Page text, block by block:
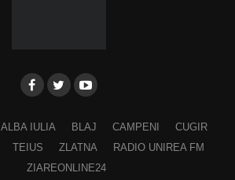
ALBA IULIA BLAJ CAMPENI
CUGIR
TEIUS ZLATNA
RADIO UNIREA FM
ZIAREONLINE24